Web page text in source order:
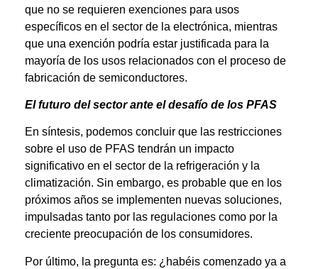
que no se requieren exenciones para usos
específicos en el sector de la electrónica, mientras
que una exención podría estar justificada para la
mayoría de los usos relacionados con el proceso de
fabricación de semiconductores.
El futuro del sector ante el desafío de los PFAS
En síntesis, podemos concluir que las restricciones
sobre el uso de PFAS tendrán un impacto
significativo en el sector de la refrigeración y la
climatización. Sin embargo, es probable que en los
próximos años se implementen nuevas soluciones,
impulsadas tanto por las regulaciones como por la
creciente preocupación de los consumidores.
Por último, la pregunta es: ¿habéis comenzado ya a